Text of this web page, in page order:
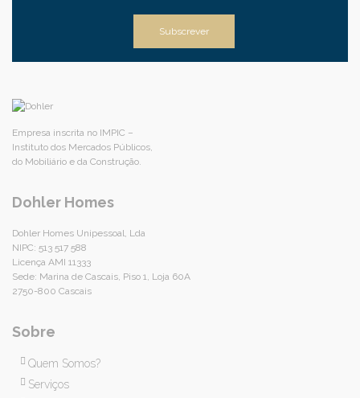
Empresa inscrita no IMPIC –
Instituto dos Mercados Públicos,
do Mobiliário e da Construção.
Dohler Homes
Dohler Homes Unipessoal, Lda
NIPC: 513 517 588
Licença AMI 11333
Sede: Marina de Cascais, Piso 1, Loja 60A
2750-800 Cascais
Sobre
Quem Somos?
Serviços